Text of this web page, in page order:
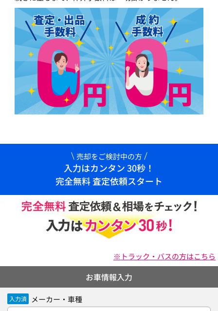
売却をご検討中の方
入力はカンタン 30秒！
完全無料 査定依頼スタート
※トラック・バスの方はこちら
お車情報入力
入力済 メーカー・車種